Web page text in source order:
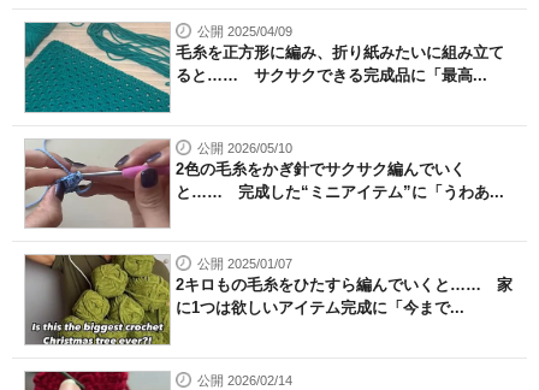
公開 2025/04/09
毛糸を正方形に編み、折り紙みたいに組み立て
ると…… サクサクできる完成品に「最高...
公開 2026/05/10
2色の毛糸をかぎ針でサクサク編んでいく
と…… 完成した“ミニアイテム”に「うわあ...
公開 2025/01/07
2キロもの毛糸をひたすら編んでいくと…… 家
に1つは欲しいアイテム完成に「今まで...
公開 2026/02/14